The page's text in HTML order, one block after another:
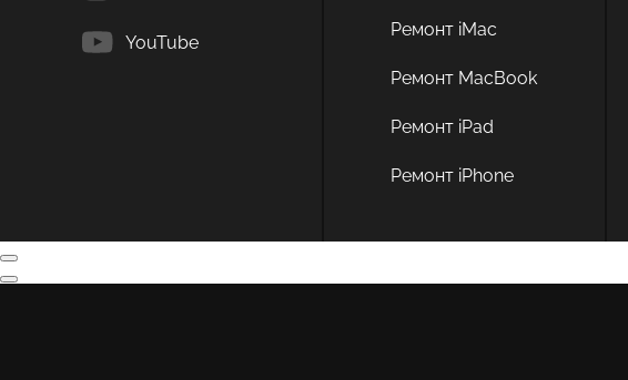
YouTube
Ремонт iMac
Ремонт MacBook
Ремонт iPad
Ремонт iPhone